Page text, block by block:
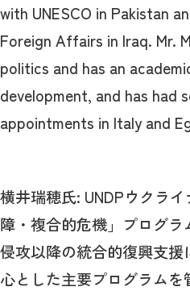
with UNESCO in Pakistan
Foreign Affairs in Iraq. Mr.
politics and has an
development, and has had
appointments in Italy and
横井瑞穂氏: UNDPウクラ
障・複合的危機」プログ
侵攻以降の統合的復興支
心とした主要プログラムを